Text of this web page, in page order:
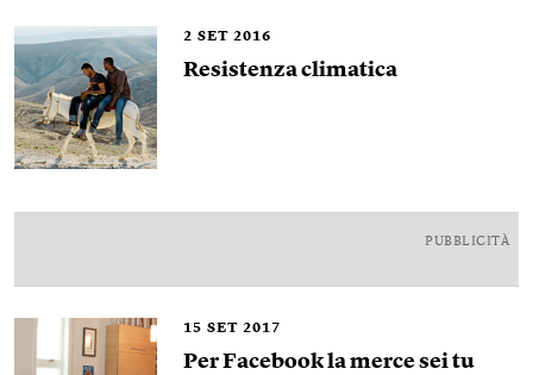
2 SET 2016
Resistenza climatica
PUBBLICITÀ
15 SET 2017
Per Facebook la merce sei tu